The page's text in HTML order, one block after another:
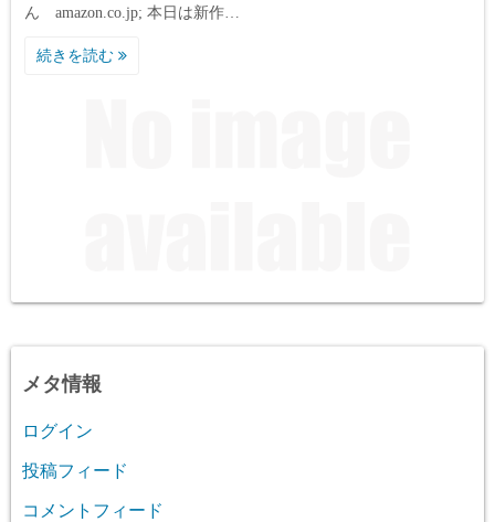
ん amazon.co.jp; 本日は新作…
続きを読む
メタ情報
ログイン
投稿フィード
コメントフィード